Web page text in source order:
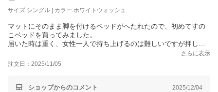
サイズ:シングル | カラー:ホワイトウォッシュ
マットにそのまま脚を付けるベッドがへたれたので、初めてすの
こベッドを買ってみました。
届いた時は重く、女性一人で持ち上げるのは難しいですが押して
組み立て自体は難解ではなく、六角ネジをしめるのに力が要る程
度です。
木のバリもあったので軍手でやった方がいいです。
さらに表示
注文日：2025/11/05
ショップからのコメント 2025/12/04